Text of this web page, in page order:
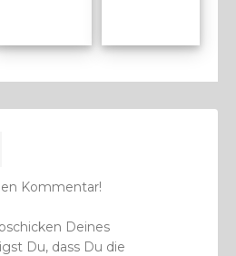
Kommentar!
Deines
Du, dass Du die